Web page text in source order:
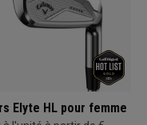
Elyte HL pour femme